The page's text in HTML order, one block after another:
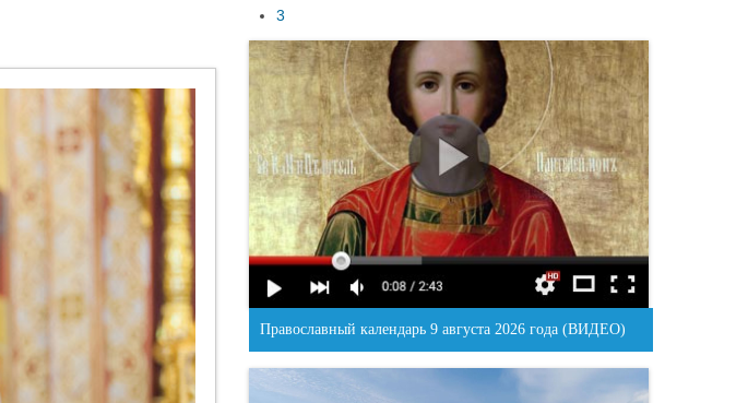
3
Православный календарь 9 августа 2026 года (ВИДЕО)